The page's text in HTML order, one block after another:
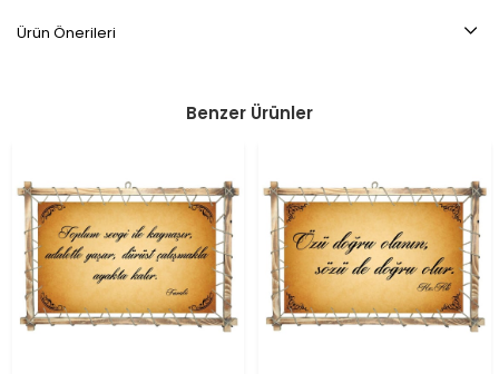
Ürün Önerileri
Benzer Ürünler